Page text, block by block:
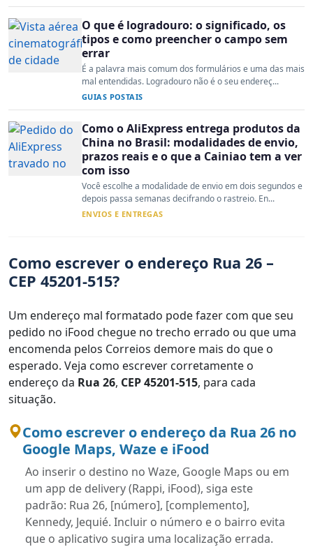
O que é logradouro: o significado, os
tipos e como preencher o campo sem
errar
É a palavra mais comum dos formulários e uma das mais
mal entendidas. Logradouro não é o seu endereç...
GUIAS POSTAIS
Como o AliExpress entrega produtos da
China no Brasil: modalidades de envio,
prazos reais e o que a Cainiao tem a ver
com isso
Você escolhe a modalidade de envio em dois segundos e
depois passa semanas decifrando o rastreio. En...
ENVIOS E ENTREGAS
Como escrever o endereço Rua 26 –
CEP 45201-515?
Um endereço mal formatado pode fazer com que seu
pedido no iFood chegue no trecho errado ou que uma
encomenda pelos Correios demore mais do que o
esperado. Veja como escrever corretamente o
endereço da Rua 26, CEP 45201-515, para cada
situação.
Como escrever o endereço da Rua 26 no
Google Maps, Waze e iFood
Ao inserir o destino no Waze, Google Maps ou em
um app de delivery (Rappi, iFood), siga este
padrão: Rua 26, [número], [complemento],
Kennedy, Jequié. Incluir o número e o bairro evita
que o aplicativo sugira uma localização errada.